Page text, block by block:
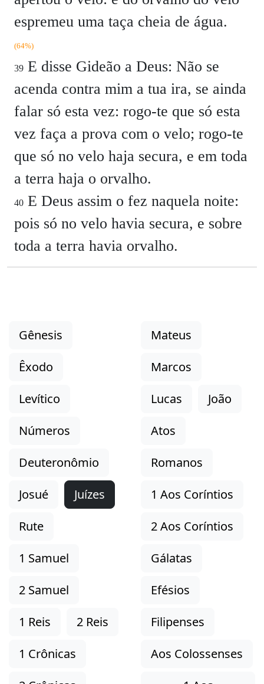
espremeu uma taça cheia de água.
(64%)
39 E disse Gideão a Deus: Não se
acenda contra mim a tua ira, se ainda
falar só esta vez: rogo-te que só esta
vez faça a prova com o velo; rogo-te
que só no velo haja secura, e em toda
a terra haja o orvalho.
40 E Deus assim o fez naquela noite:
pois só no velo havia secura, e sobre
toda a terra havia orvalho.
Gênesis
Êxodo
Levítico
Números
Deuteronômio
Josué
Juízes
Rute
1 Samuel
2 Samuel
1 Reis
2 Reis
1 Crônicas
Mateus
Marcos
Lucas
João
Atos
Romanos
1 Aos Coríntios
2 Aos Coríntios
Gálatas
Efésios
Filipenses
Aos Colossenses